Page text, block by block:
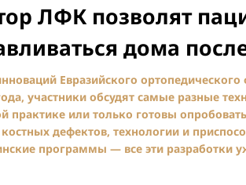
ЛФК позволят
дома
Евразийского
участники обсудят самые разные
практике или только готовы
дефектов, технологии и
программы — все эти разработки